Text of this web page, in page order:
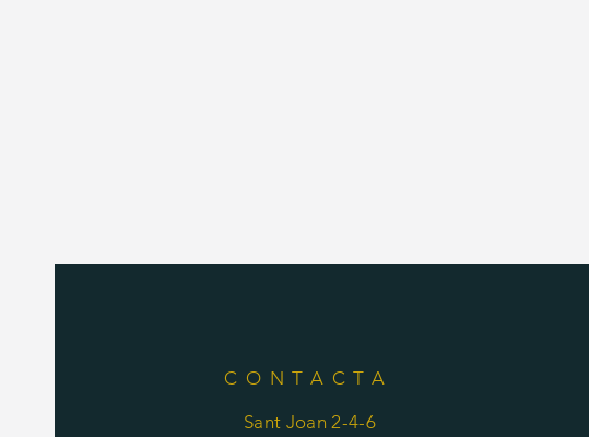
CONTACTA
Sant Joan 2-4-6